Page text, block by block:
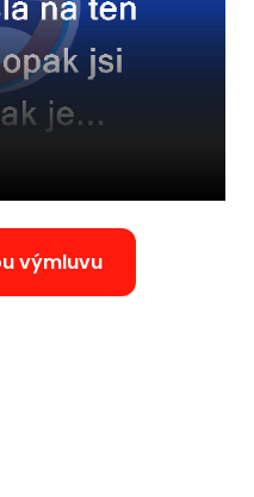
výmluvu